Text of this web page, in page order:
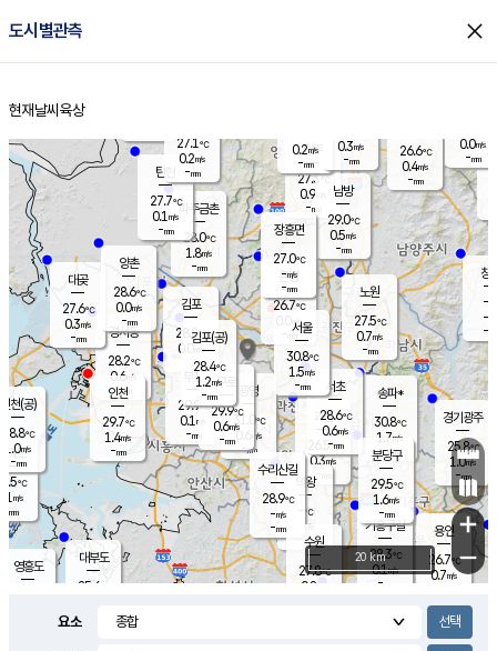
도시별관측 close
홈
현재날씨 육상
의도
℃
m/s
mm
영흥도
양주
27.3℃
0.9
-mm
과천
26.5℃
0.3m/s
- mm
용인
26.7℃
0.7m/s
경기광주
25.8℃
1.0m/s
-mm
대부도
25.6
경서동
28.2℃
0.6 m/s
-mm
파주금촌
28.0℃
1.8m/s
-mm
26.6℃
0.4m/s
-mm
대곶
27.6℃
0.3m/s
-mm
창
-
-m/
-
탄현
27.7℃
0.1 m/s
-mm
0.0m/s
-mm
의왕
- ℃
m/s
mm
김포
28.8℃
0.0 m/s
mm
광명
31.0
℃
0.6 m/s
-mm
부천
29.9℃
0.1 m/s
-mm
양촌
28.6℃
0.0m/s
-mm
구로
29.9℃
0.6m/s
-mm
은평
26.7℃
0.0 m/s
- mm
노원
27.5℃
0.7m/s
-mm
송파*
30.8℃
1.7m/s
-mm
서초
28.6℃
0.6m/s
-mm
남방
29.0℃
0.5m/s
-mm
기흥구갈
28.3℃
0.1m/s
-
수리산길
28.9℃
-m/s
-mm
분당구
29.5℃
1.6m/s
-mm
장흥면
27.0℃
-m/s
-mm
0.2m/s
-mm
인천(공)
28.8℃
1.0m/s
-mm
김포(공)
28.4℃
1.2m/s
-mm
수원
27.8℃
0.8 m/s
인천
29.7℃
1.4m/s
-mm
서울
30.8℃
1.5m/s
-mm
27.1℃
0.2m/s
-mm
0.3m/s
-mm
+
−
20 km
요소